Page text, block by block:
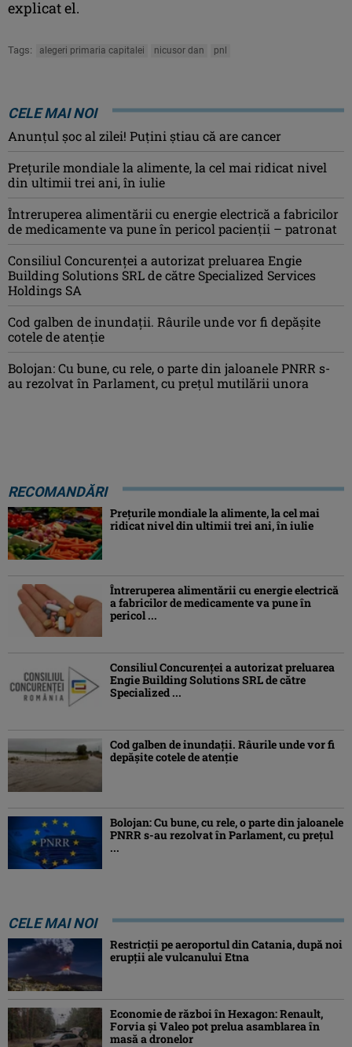
explicat el.
Tags: alegeri primaria capitalei nicusor dan pnl
CELE MAI NOI
Anunţul şoc al zilei! Puţini ştiau că are cancer
Preţurile mondiale la alimente, la cel mai ridicat nivel
din ultimii trei ani, în iulie
Întreruperea alimentării cu energie electrică a fabricilor
de medicamente va pune în pericol pacienţii – patronat
Consiliul Concurenţei a autorizat preluarea Engie
Building Solutions SRL de către Specialized Services
Holdings SA
Cod galben de inundații. Râurile unde vor fi depășite
cotele de atenţie
Bolojan: Cu bune, cu rele, o parte din jaloanele PNRR s-
au rezolvat în Parlament, cu preţul mutilării unora
RECOMANDĂRI
Preţurile mondiale la alimente, la cel mai
ridicat nivel din ultimii trei ani, în iulie
Întreruperea alimentării cu energie electrică
a fabricilor de medicamente va pune în
pericol ...
Consiliul Concurenţei a autorizat preluarea
Engie Building Solutions SRL de către
Specialized ...
Cod galben de inundații. Râurile unde vor fi
depășite cotele de atenţie
Bolojan: Cu bune, cu rele, o parte din jaloanele
PNRR s-au rezolvat în Parlament, cu preţul
...
CELE MAI NOI
Restricții pe aeroportul din Catania, după noi
erupții ale vulcanului Etna
Economie de război în Hexagon: Renault,
Forvia și Valeo pot prelua asamblarea în
masă a dronelor